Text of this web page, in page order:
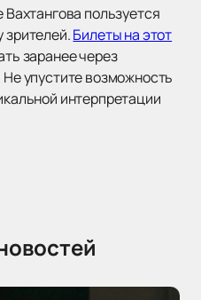
пользуется
зрителей.Билеты на этот
заранее через
упустите возможность
интерпретации